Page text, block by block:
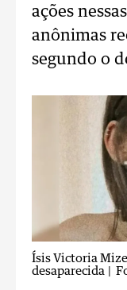
ações
anônimas
segundo o
Ísis Victoria
desaparecida
|